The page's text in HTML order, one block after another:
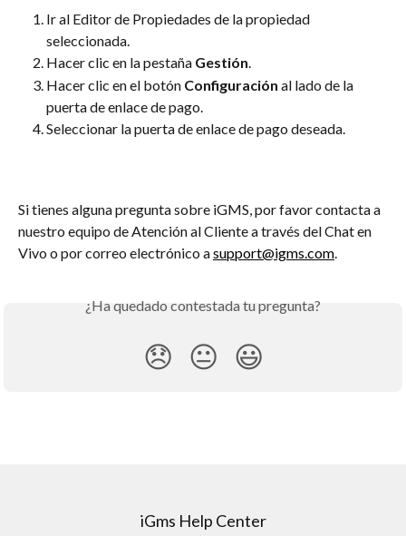
Ir al Editor de Propiedades de la propiedad
seleccionada.
Hacer clic en la pestaña Gestión.
Hacer clic en el botón Configuración al lado de la
puerta de enlace de pago.
Seleccionar la puerta de enlace de pago deseada.
Si tienes alguna pregunta sobre iGMS, por favor contacta a
nuestro equipo de Atención al Cliente a través del Chat en
Vivo o por correo electrónico a support@igms.com
¿Ha quedado contestada tu pregunta?
😞 😐 😃
iGms Help Center